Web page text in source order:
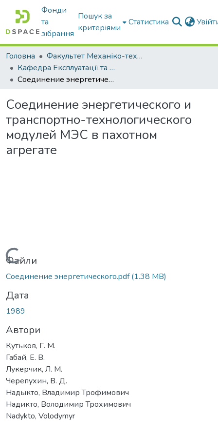
Фонди
та
зібрання
Пошук за
критеріями
Статистика
Головна
Факультет Механіко-технологічний
Кафедра Експлуатації та технічного сервісу машин
Соединение энергетического и транспортно-технологического модулей МЭС в пахотном агрегате
Соединение энергетического и
транспортно-технологического
модулей МЭС в пахотном
агрегате
Вантажиться...
Файли
Соединение энергетического.pdf(1.38 MB)
Дата
1989
Автори
Кутьков, Г. М.
Габай, Е. В.
Лукерчик, Л. М.
Черепухин, В. Д.
Надыкто, Владимир Трофимович
Надикто, Володимир Трохимович
Nadykto, Volodymyr